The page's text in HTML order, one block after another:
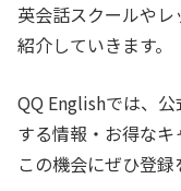
英会話スクールや
紹介していきます。
QQ Englishでは、
する情報・お得なキ
この機会にぜひ登録